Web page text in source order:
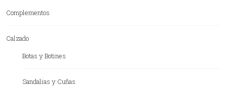
Complementos
Calzado
Botas y Botines
Sandalias y Cuñas